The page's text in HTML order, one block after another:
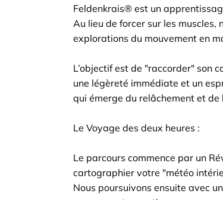
Feldenkrais® est un
Au lieu de forcer sur les
explorations du mouvement en
L’objectif est de "raccorder" son
une légèreté immédiate et un
qui émerge du relâchement et de
Le Voyage des deux heures :
Le parcours commence par un
cartographier votre "météo
Nous poursuivons ensuite avec